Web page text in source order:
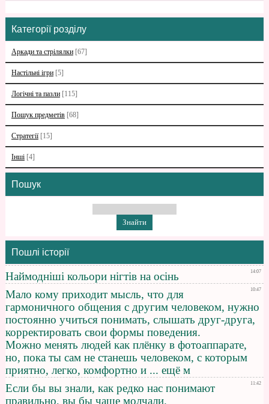
Категорії розділу
Аркади та стрілялки [67]
Настільні ігри [5]
Логічні та пазли [115]
Пошук предметів [68]
Стратегії [15]
Інші [4]
Пошук
Пошлі історії